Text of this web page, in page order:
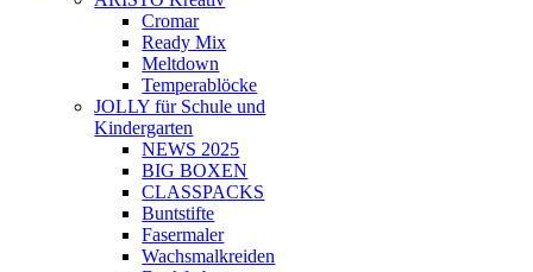
Cromar
Ready Mix
Meltdown
Temperablöcke
JOLLY für Schule und
Kindergarten
NEWS 2025
BIG BOXEN
CLASSPACKS
Buntstifte
Fasermaler
Wachsmalkreiden